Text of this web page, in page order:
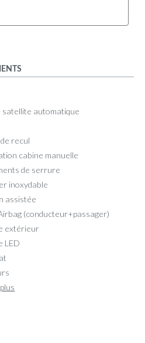
satellite automatique
recul
cabine manuelle
de serrure
inoxydable
assistée
(conducteur+passager)
extérieur
LED